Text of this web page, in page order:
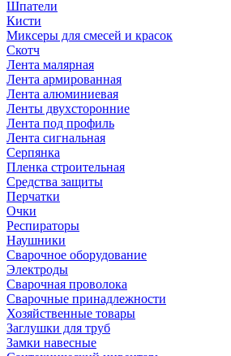
Шпатели
Кисти
Миксеры для смесей и красок
Скотч
Лента малярная
Лента армированная
Лента алюминиевая
Ленты двухсторонние
Лента под профиль
Лента сигнальная
Серпянка
Пленка строительная
Средства защиты
Перчатки
Очки
Респираторы
Наушники
Сварочное оборудование
Электроды
Сварочная проволока
Сварочные принадлежности
Хозяйственные товары
Заглушки для труб
Замки навесные